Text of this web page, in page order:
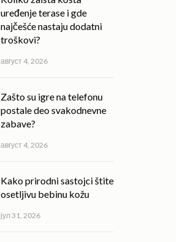
uređenje terase i gde
najčešće nastaju dodatni
troškovi?
август 4, 2026
Zašto su igre na telefonu
postale deo svakodnevne
zabave?
август 4, 2026
Kako prirodni sastojci štite
osetljivu bebinu kožu
јул 31, 2026